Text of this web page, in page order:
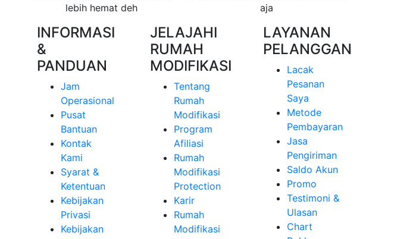
lebih hemat deh
aja
INFORMASI
&
PANDUAN
Jam
Operasional
Pusat
Bantuan
Kontak
Kami
Syarat &
Ketentuan
Kebijakan
Privasi
Kebijakan
JELAJAHI
RUMAH
MODIFIKASI
Tentang
Rumah
Modifikasi
Program
Afiliasi
Rumah
Modifikasi
Protection
Karir
Rumah
Modifikasi
LAYANAN
PELANGGAN
Lacak
Pesanan
Saya
Metode
Pembayaran
Jasa
Pengiriman
Saldo Akun
Promo
Testimoni &
Ulasan
Chart